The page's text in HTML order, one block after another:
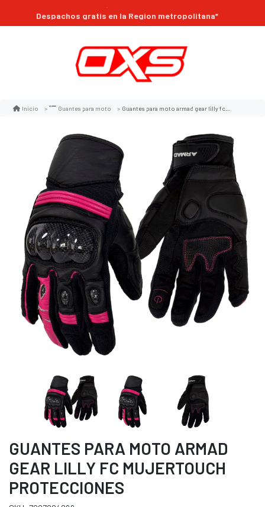
Despachos gratis en la Region metropolitana*
Inicio Guantes para moto Guantes para moto armad gear lilly fc mujertouch protecciones
GUANTES PARA MOTO ARMAD
GEAR LILLY FC MUJERTOUCH
PROTECCIONES